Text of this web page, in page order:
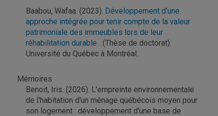
Baabou, Wafaa. (2023). Développement d'une
approche intégrée pour tenir compte de la valeur
patrimoniale des immeubles lors de leur
réhabilitation durable . (Thèse de doctorat).
Université du Québec à Montréal.
Mémoires
Benoit, Iris. (2026). L'empreinte environnementale
de l'habitation d'un ménage québécois moyen pour
son logement : développement d'une base de